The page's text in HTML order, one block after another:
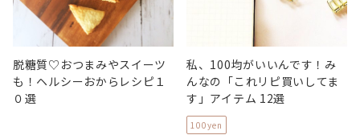
脱糖質♡おつまみやスイーツ
も！ヘルシーおからレシピ１
０選
私、100均がいいんです！み
んなの「これリピ買いしてま
す」アイテム 12選
100yen